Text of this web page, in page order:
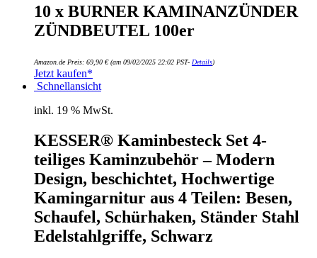
10 x BURNER KAMINANZÜNDER
ZÜNDBEUTEL 100er
Amazon.de Preis: 69,90 €(am 09/02/2025 22:02 PST- Details)
Jetzt kaufen*
Schnellansicht
inkl. 19 % MwSt.
KESSER® Kaminbesteck Set 4-
teiliges Kaminzubehör – Modern
Design, beschichtet, Hochwertige
Kamingarnitur aus 4 Teilen: Besen,
Schaufel, Schürhaken, Ständer Stahl
Edelstahlgriffe, Schwarz